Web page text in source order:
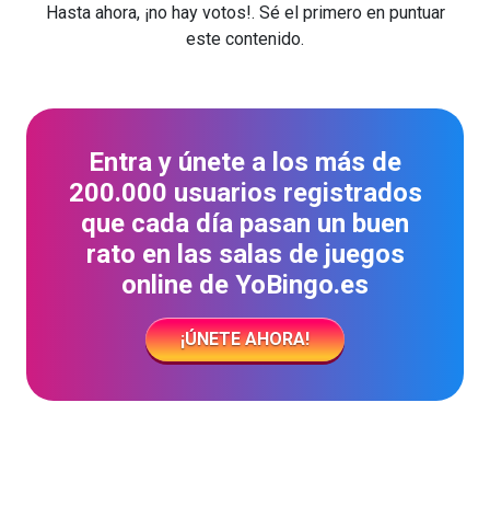
Hasta ahora, ¡no hay votos!. Sé el primero en puntuar
este contenido.
Entra y únete a los más de
200.000 usuarios registrados
que cada día pasan un buen
rato en las salas de juegos
online de YoBingo.es
¡ÚNETE AHORA!